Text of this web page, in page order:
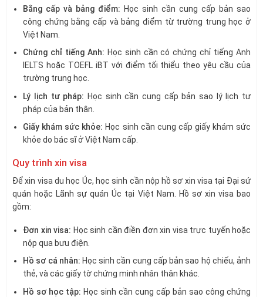
Bằng cấp và bảng điểm: Học sinh cần cung cấp bản sao
công chứng bằng cấp và bảng điểm từ trường trung học ở
Việt Nam.
Chứng chỉ tiếng Anh: Học sinh cần có chứng chỉ tiếng Anh
IELTS hoặc TOEFL iBT với điểm tối thiểu theo yêu cầu của
trường trung học.
Lý lịch tư pháp: Học sinh cần cung cấp bản sao lý lịch tư
pháp của bản thân.
Giấy khám sức khỏe: Học sinh cần cung cấp giấy khám sức
khỏe do bác sĩ ở Việt Nam cấp.
Quy trình xin visa
Để xin visa du học Úc, học sinh cần nộp hồ sơ xin visa tại Đại sứ
quán hoặc Lãnh sự quán Úc tại Việt Nam. Hồ sơ xin visa bao
gồm:
Đơn xin visa: Học sinh cần điền đơn xin visa trực tuyến hoặc
nộp qua bưu điện.
Hồ sơ cá nhân: Học sinh cần cung cấp bản sao hộ chiếu, ảnh
thẻ, và các giấy tờ chứng minh nhân thân khác.
Hồ sơ học tập: Học sinh cần cung cấp bản sao công chứng